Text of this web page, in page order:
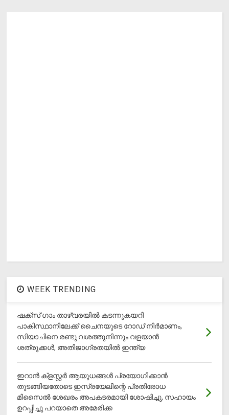
WEEK TRENDING
ഷക്സ് ​ഗാം താഴ്‌വരയിൽ കടന്നുകയറി
പാകിസ്ഥാനിലേക്ക് ചൈനയുടെ റോഡ് നിർമാണം,
സിയാചിനെ രണ്ടു വശത്തുനിന്നും വളയാൻ
ശത്രുക്കൾ, അതിജാ​ഗ്രതയിൽ ഇന്ത്യ
ഇറാന്‍ ക്‌ളസ്റ്റര്‍ ആയുധങ്ങള്‍ പ്രയോഗിക്കാന്‍
തുടങ്ങിയതോടെ ഇസ്രയേലിന്റെ പ്രതിരോധ
മിസൈല്‍ ശേഖരം അപകടരമായി ശോഷിച്ചു, സഹായം
ഉറപ്പിച്ചു പറയാതെ അമേരിക്ക